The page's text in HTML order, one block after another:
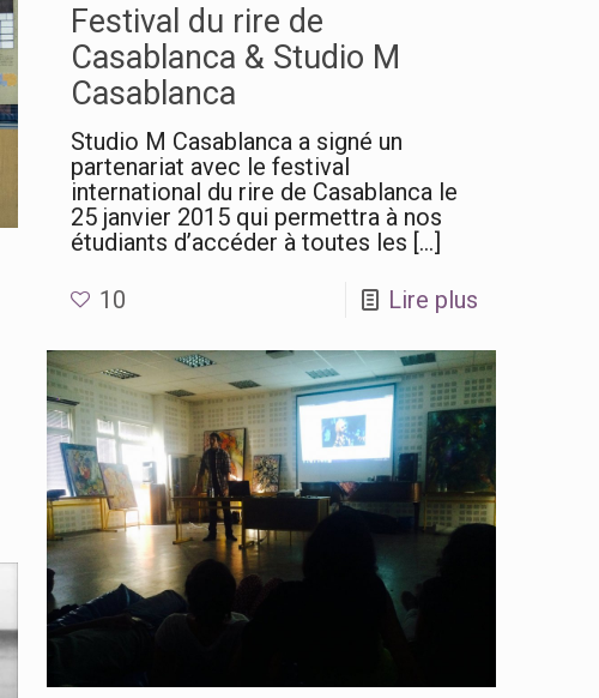
Festival du rire de
Casablanca & Studio M
Casablanca
Studio M Casablanca a signé un
partenariat avec le festival
international du rire de Casablanca le
25 janvier 2015 qui permettra à nos
étudiants d’accéder à toutes les […]
10
Lire plus